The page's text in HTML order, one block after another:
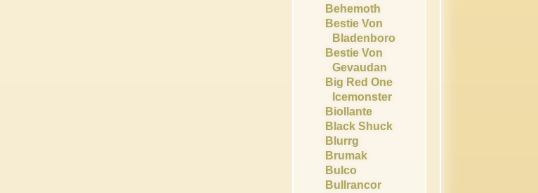
Behemoth
Bestie Von
Bladenboro
Bestie Von
Gevaudan
Big Red One
Icemonster
Biollante
Black Shuck
Blurrg
Brumak
Bulco
Bullrancor